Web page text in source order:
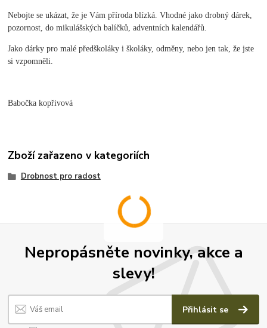
Nebojte se ukázat, že je Vám příroda blízká. Vhodné jako drobný dárek,
pozornost, do mikulášských balíčků, adventních kalendářů.
Jako dárky pro malé předškoláky i školáky, odměny, nebo jen tak, že jste
si vzpomněli.
Babočka kopřivová
Zboží zařazeno v kategoriích
Drobnost pro radost
Nepropásněte novinky, akce a
slevy!
Přihlásit se